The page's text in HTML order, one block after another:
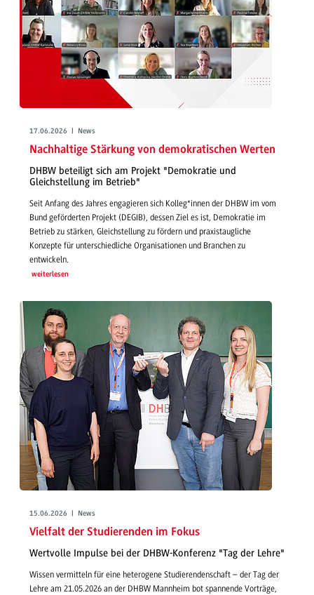
17.06.2026 | News
Nachhaltige Stärkung von demokratischen Werten
DHBW beteiligt sich am Projekt "Demokratie und
Gleichstellung im Betrieb"
Seit Anfang des Jahres engagieren sich Kolleg*innen der DHBW im vom
Bund geförderten Projekt (DEGIB), dessen Ziel es ist, Demokratie im
Betrieb zu stärken, Gleichstellung zu fördern und praxistaugliche
Konzepte für unterschiedliche Organisationen und Branchen zu
entwickeln.
weiterlesen
15.06.2026 | News
Vielfalt der Studierenden im Fokus
Wertvolle Impulse bei der DHBW-Konferenz "Tag der Lehre"
Wissen vermitteln für eine heterogene Studierendenschaft – der Tag der
Lehre am 21.05.2026 an der DHBW Mannheim bot spannende Vorträge,